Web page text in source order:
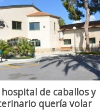
de caballos y
quería volar